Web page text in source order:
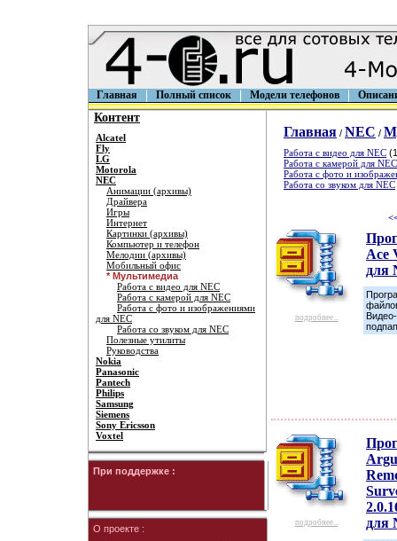
Главная Полный список Модели телефонов
Контент
Alcatel
Fly
LG
Motorola
NEC
Анимации (архивы)
Драйвера
Игры
Интернет
Картинки (архивы)
Компьютер и телефон
Мелодии (архивы)
Мобильный офис
* Мультимедиа
Работа с видео для NEC
Работа с камерой для NEC
Работа с фото и изображениями
для NEC
Работа со звуком для NEC
Полезные утилиты
Руководства
Nokia
Panasonic
Pantech
Philips
Samsung
Siemens
Sony Ericsson
Voxtel
При поддержке :
О проекте :
Главная / NEC /
Работа с видео для NEC
Работа с камерой для NEC
Работа с фото и
Работа со звуком для NEC
подробнее...
Ace
для
подробнее...
для